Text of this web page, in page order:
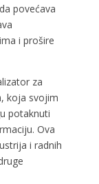
povećava
i prošire
za
koja svojim
potaknuti
Ova
i radnih